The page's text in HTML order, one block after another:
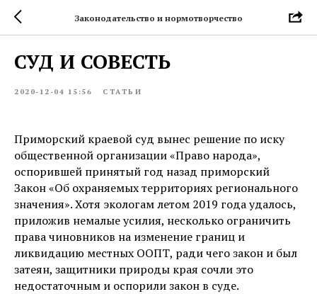
Законодательство и нормотворчество
СУД И СОВЕСТЬ
2020-12-04 15:56 СТАТЬИ
Приморский краевой суд вынес решение по иску
общественной организации «Право народа»,
оспорившей принятый год назад приморский
Закон «Об охраняемых территориях регионального
значения». Хотя экологам летом 2019 года удалось,
приложив немалые усилия, несколько ограничить
права чиновников на изменение границ и
ликвидацию местных ООПТ, ради чего закон и был
затеян, защитники природы края сочли это
недостаточным и оспорили закон в суде.